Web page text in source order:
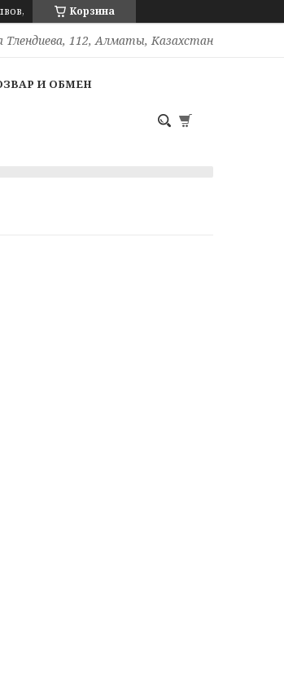
Корзина
Тлендиева, 112, Алматы, Казахстан
И ОБМЕН